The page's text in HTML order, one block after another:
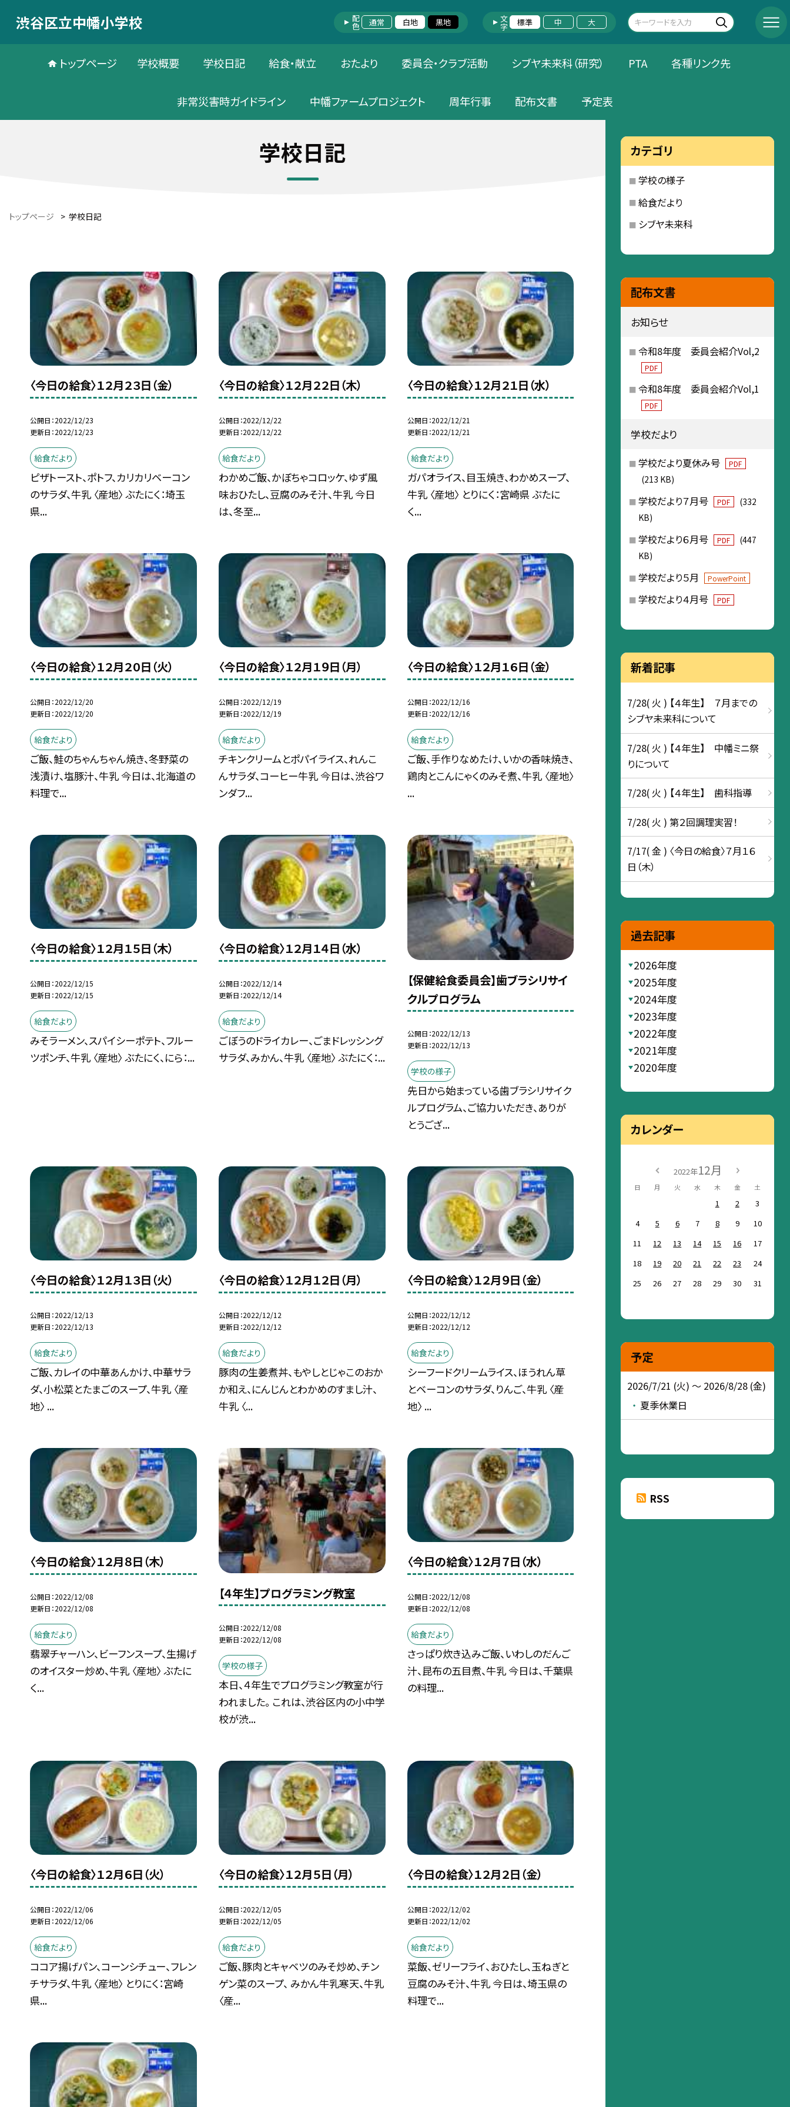
渋谷区立中幡小学校 配色 通常 白地 黒地 文字 標準 中 大
トップページ 学校概要 学校日記 給食・献立 おたより 委員会・クラブ活動 シブヤ未来科（研究） PTA 各種リンク先
非常災害時ガイドライン 中幡ファームプロジェクト 周年行事 配布文書 予定表
学校日記
トップページ > 学校日記
〈今日の給食〉１２月２３日（金）
公開日 2022/12/23
更新日 2022/12/23
給食だより
ピザトースト、ポトフ、カリカリベーコン
のサラダ、牛乳 〈産地〉 ぶたにく：埼玉
県...
〈今日の給食〉１２月２２日（木）
公開日 2022/12/22
更新日 2022/12/22
給食だより
わかめご飯、かぼちゃコロッケ、ゆず風
味おひたし、豆腐のみそ汁、牛乳 今日
は、冬至...
〈今日の給食〉１２月２１日（水）
公開日 2022/12/21
更新日 2022/12/21
給食だより
ガパオライス、目玉焼き、わかめスープ、
牛乳 〈産地〉 とりにく：宮崎県 ぶたに
く...
〈今日の給食〉１２月２０日（火）
公開日 2022/12/20
更新日 2022/12/20
給食だより
ご飯、鮭のちゃんちゃん焼き、冬野菜の
浅漬け、塩豚汁、牛乳 今日は、北海道の
料理で...
〈今日の給食〉１２月１９日（月）
公開日 2022/12/19
更新日 2022/12/19
給食だより
チキンクリームとポパイライス、れんこ
んサラダ、コーヒー牛乳 今日は、渋谷ワ
ンダフ...
〈今日の給食〉１２月１６日（金）
公開日 2022/12/16
更新日 2022/12/16
給食だより
ご飯、手作りなめたけ、いかの香味焼き、
鶏肉とこんにゃくのみそ煮、牛乳 〈産地〉
...
〈今日の給食〉１２月１５日（木）
公開日 2022/12/15
更新日 2022/12/15
給食だより
みそラーメン、スパイシーポテト、フルー
ツポンチ、牛乳 〈産地〉 ぶたにく、にら：...
〈今日の給食〉１２月１４日（水）
公開日 2022/12/14
更新日 2022/12/14
給食だより
ごぼうのドライカレー、ごまドレッシング
サラダ、みかん、牛乳 〈産地〉 ぶたにく：...
【保健給食委員会】歯ブラシリサイ
クルプログラム
公開日 2022/12/13
更新日 2022/12/13
学校の様子
先日から始まっている歯ブラシリサイク
ルプログラム、ご協力いただき、ありが
とうござ...
〈今日の給食〉１２月１３日（火）
公開日 2022/12/13
更新日 2022/12/13
給食だより
ご飯、カレイの中華あんかけ、中華サラ
ダ、小松菜とたまごのスープ、牛乳 〈産
地〉 ...
〈今日の給食〉１２月１２日（月）
公開日 2022/12/12
更新日 2022/12/12
給食だより
豚肉の生姜煮丼、もやしとじゃこのおか
か和え、にんじんとわかめのすまし汁、
牛乳 〈...
〈今日の給食〉１２月９日（金）
公開日 2022/12/12
更新日 2022/12/12
給食だより
シーフードクリームライス、ほうれん草
とベーコンのサラダ、りんご、牛乳 〈産
地〉 ...
〈今日の給食〉１２月８日（木）
公開日 2022/12/08
更新日 2022/12/08
給食だより
翡翠チャーハン、ビーフンスープ、生揚げ
のオイスター炒め、牛乳 〈産地〉 ぶたに
く...
【４年生】プログラミング教室
公開日 2022/12/08
更新日 2022/12/08
学校の様子
本日、４年生でプログラミング教室が行
われました。 これは、渋谷区内の小中学
校が渋...
〈今日の給食〉１２月７日（水）
公開日 2022/12/08
更新日 2022/12/08
給食だより
さっぱり炊き込みご飯、いわしのだんご
汁、昆布の五目煮、牛乳 今日は、千葉県
の料理...
〈今日の給食〉１２月６日（火）
公開日 2022/12/06
更新日 2022/12/06
給食だより
ココア揚げパン、コーンシチュー、フレン
チサラダ、牛乳 〈産地〉 とりにく：宮崎
県...
〈今日の給食〉１２月５日（月）
公開日 2022/12/05
更新日 2022/12/05
給食だより
ご飯、豚肉とキャベツのみそ炒め、チン
ゲン菜のスープ、 みかん牛乳寒天、牛乳
〈産...
〈今日の給食〉１２月２日（金）
公開日 2022/12/02
更新日 2022/12/02
給食だより
菜飯、ゼリーフライ、おひたし、玉ねぎと
豆腐のみそ汁、牛乳 今日は、埼玉県の
料理で...
カテゴリ
学校の様子
給食だより
シブヤ未来科
配布文書
お知らせ
令和8年度 委員会紹介Vol,2
PDF
令和8年度 委員会紹介Vol,1
PDF
学校だより
学校だより夏休み号 PDF
(213 KB)
学校だより７月号 PDF
(332
KB)
学校だより６月号 PDF
(447
KB)
学校だより５月 PowerPoint
学校だより４月号 PDF
新着記事
7/28( 火 ) 【４年生】 ７月までの
シブヤ未来科について
7/28( 火 ) 【４年生】 中幡ミニ祭
りについて
7/28( 火 ) 【４年生】 歯科指導
7/28( 火 ) 第２回調理実習！
7/17( 金 ) 〈今日の給食〉７月１６
日（木）
過去記事
2026年度
2025年度
2024年度
2023年度
2022年度
2021年度
2020年度
カレンダー
2022年12月
日 月 火 水 木 金 土
1 2
3
4
5 6 7 8 9
10
11
12 13 14 15 16
17
18
19 20 21 22 23
24
25
26 27 28 29 30 31
予定
2026/7/21 (火) ～ 2026/8/28 (金)
夏季休業日
RSS